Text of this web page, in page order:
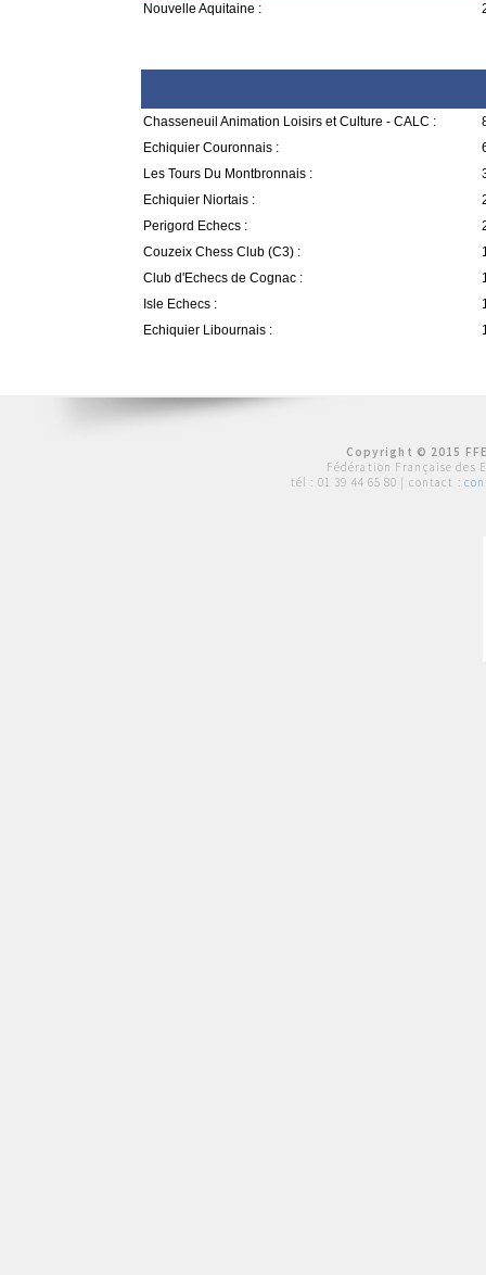
Nouvelle Aquitaine :
Chasseneuil Animation Loisirs et Culture - CALC :
Echiquier Couronnais :
Les Tours Du Montbronnais :
Echiquier Niortais :
Perigord Echecs :
Couzeix Chess Club (C3) :
Club d'Echecs de Cognac :
Isle Echecs :
Echiquier Libournais :
Copyright © 2015
Fédération Française des
tél : 01 39 44 65 80 | contact :